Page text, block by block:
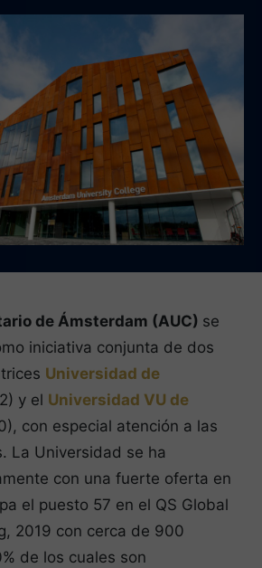
de Ámsterdam (AUC) se
iniciativa conjunta de dos
Universidad de
y el Universidad VU de
con especial atención a las
La Universidad se ha
con una fuerte oferta en
el puesto 57 en el QS Global
2019 con cerca de 900
de los cuales son